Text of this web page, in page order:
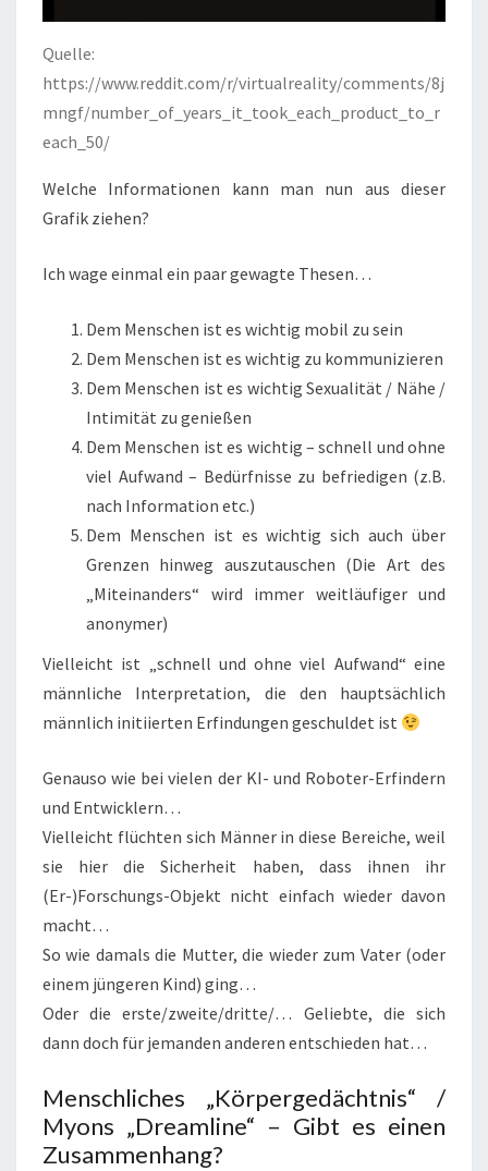
Quelle:
https://www.reddit.com/r/virtualreality/comments/8j
mngf/number_of_years_it_took_each_product_to_r
each_50/
Welche Informationen kann man nun aus dieser
Grafik ziehen?
Ich wage einmal ein paar gewagte Thesen…
Dem Menschen ist es wichtig mobil zu sein
Dem Menschen ist es wichtig zu kommunizieren
Dem Menschen ist es wichtig Sexualität / Nähe /
Intimität zu genießen
Dem Menschen ist es wichtig – schnell und ohne
viel Aufwand – Bedürfnisse zu befriedigen (z.B.
nach Information etc.)
Dem Menschen ist es wichtig sich auch über
Grenzen hinweg auszutauschen (Die Art des
„Miteinanders“ wird immer weitläufiger und
anonymer)
Vielleicht ist „schnell und ohne viel Aufwand“ eine
männliche Interpretation, die den hauptsächlich
männlich initiierten Erfindungen geschuldet ist
Genauso wie bei vielen der KI- und Roboter-Erfindern
und Entwicklern…
Vielleicht flüchten sich Männer in diese Bereiche, weil
sie hier die Sicherheit haben, dass ihnen ihr
(Er-)Forschungs-Objekt nicht einfach wieder davon
macht…
So wie damals die Mutter, die wieder zum Vater (oder
einem jüngeren Kind) ging…
Oder die erste/zweite/dritte/… Geliebte, die sich
dann doch für jemanden anderen entschieden hat…
Menschliches „Körpergedächtnis“ /
Myons „Dreamline“ – Gibt es einen
Zusammenhang?